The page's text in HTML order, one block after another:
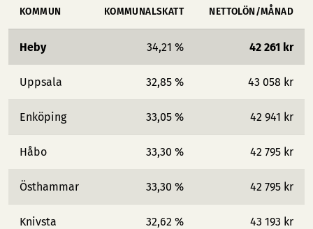
KOMMUN KOMMUNALSKATT NETTOLÖN/MÅNAD
Heby 34,21 % 42 261 kr
Uppsala 32,85 % 43 058 kr
Enköping 33,05 % 42 941 kr
Håbo 33,30 % 42 795 kr
Östhammar 33,30 % 42 795 kr
Knivsta 32,62 % 43 193 kr